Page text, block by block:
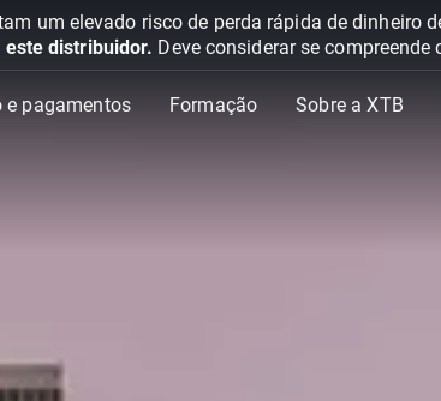
um elevado risco de perda rápida de dinheiro
este distribuidor. Deve considerar se
e pagamentos Formação Sobre a XTB